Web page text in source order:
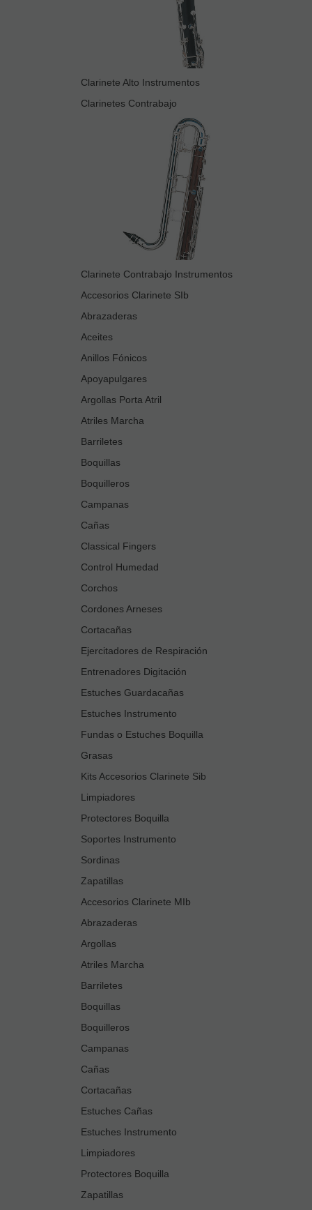
Clarinete Alto Instrumentos
Clarinetes Contrabajo
Clarinete Contrabajo Instrumentos
Accesorios Clarinete SIb
Abrazaderas
Aceites
Anillos Fónicos
Apoyapulgares
Argollas Porta Atril
Atriles Marcha
Barriletes
Boquillas
Boquilleros
Campanas
Cañas
Classical Fingers
Control Humedad
Corchos
Cordones Arneses
Cortacañas
Ejercitadores de Respiración
Entrenadores Digitación
Estuches Guardacañas
Estuches Instrumento
Fundas o Estuches Boquilla
Grasas
Kits Accesorios Clarinete Sib
Limpiadores
Protectores Boquilla
Soportes Instrumento
Sordinas
Zapatillas
Accesorios Clarinete MIb
Abrazaderas
Argollas
Atriles Marcha
Barriletes
Boquillas
Boquilleros
Campanas
Cañas
Cortacañas
Estuches Cañas
Estuches Instrumento
Limpiadores
Protectores Boquilla
Zapatillas